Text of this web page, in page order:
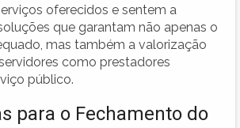
oferecidos e sentem a
que garantam não apenas o
mas também a valorização
como prestadores
público.
para o Fechamento do